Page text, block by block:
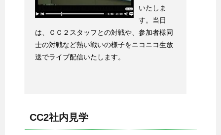
いたしま
す。当日
は、ＣＣ２スタッフとの対戦や、参加者様同
士の対戦など熱い戦いの様子をニコニコ生放
送でライブ配信いたします。
CC2社内見学